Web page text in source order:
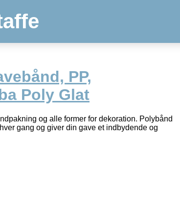
PP,
Poly Glat
og alle former for dekoration. Polybånd
gang og giver din gave et indbydende og